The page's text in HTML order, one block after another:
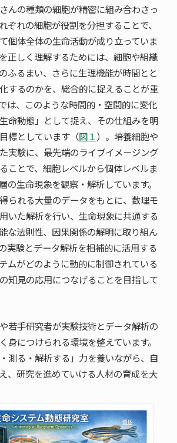
微生物インタラクション
オルガネラ制御生物学
環境微生物学
構造生命科学
遺伝子発現制御
バイオエンジニアリング
脳神経機能再生学
データ駆動型生物学
蛋白質デザイン工学
-- 連携研究室 --
微生物分子機能学
んの種類の細胞が精密に組み合わさっ
ぞれの細胞が役割を分担することで、
個体全体の生命活動が成り立っていま
正しく理解するためには、細胞や組織
ふるまい、さらに生理機能が時間とと
するのかを、総合的に捉えることが重
は、このような時間的・空間的に変化
命動態」として捉え、その仕組みを明
標としています（図１）。培養細胞や
実験に、最先端のライブイメージング
ことで、細胞レベルから個体レベルま
の生命現象を観察・解析しています。
られる大量のデータをもとに、数理モ
いた解析を行い、生命現象に共通する
な法則性、因果関係の解明に取り組ん
実験とデータ解析を相補的に活用する
ムがどのように動的に制御されている
知見の応用につなげることを目指して
若手研究者が実験技術とデータ解析の
身につけられる環境を整えています。
測る・解析する」力を養いながら、自
、研究を進めていける人材の育成を大